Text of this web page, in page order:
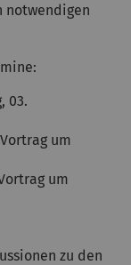
notwendigen
03.
um
um
zu den